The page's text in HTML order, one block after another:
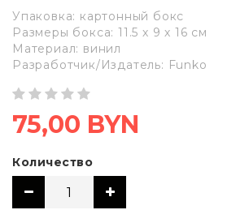
Упаковка: картонный бокс
Размеры бокса: 11.5 х 9 х 16 см
Материал: винил
Разработчик/Издатель: Funko
75,00 BYN
Количество